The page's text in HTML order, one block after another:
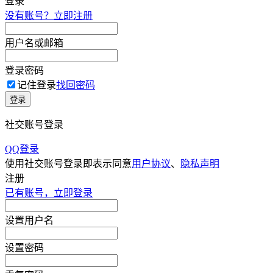
没有账号？立即注册
用户名或邮箱
登录密码
记住登录找回密码
登录
社交账号登录
QQ登录
使用社交账号登录即表示同意用户协议、
隐私声明
注册
已有账号，立即登录
设置用户名
设置密码